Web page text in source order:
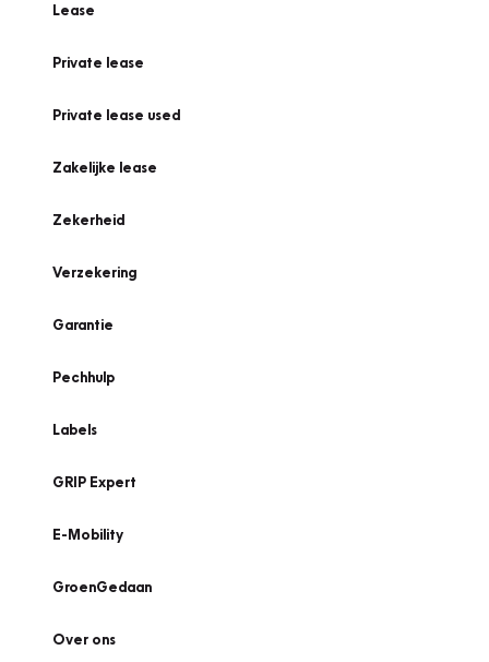
Lease
Private lease
Private lease used
Zakelijke lease
Zekerheid
Verzekering
Garantie
Pechhulp
Labels
GRIP Expert
E-Mobility
GroenGedaan
Over ons